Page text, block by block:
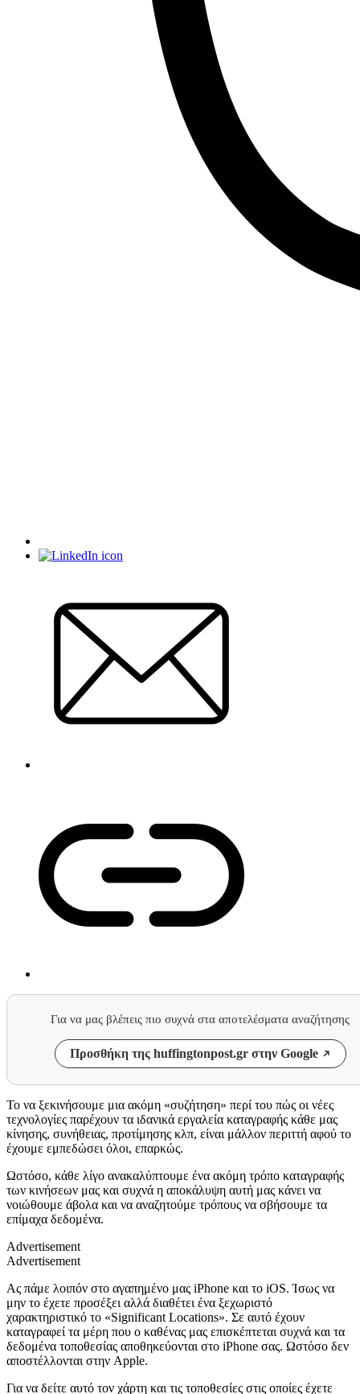
Για να μας βλέπεις πιο συχνά στα αποτελέσματα αναζήτησης
Προσθήκη της huffingtonpost.gr στην Google
Το να ξεκινήσουμε μια ακόμη «συζήτηση» περί του πώς οι νέες
τεχνολογίες παρέχουν τα ιδανικά εργαλεία καταγραφής κάθε μας
κίνησης, συνήθειας, προτίμησης κλπ, είναι μάλλον περιττή αφού το
έχουμε εμπεδώσει όλοι, επαρκώς.
Ωστόσο, κάθε λίγο ανακαλύπτουμε ένα ακόμη τρόπο καταγραφής
των κινήσεων μας και συχνά η αποκάλυψη αυτή μας κάνει να
νοιώθουμε άβολα και να αναζητούμε τρόπους να σβήσουμε τα
επίμαχα δεδομένα.
Advertisement
Advertisement
Ας πάμε λοιπόν στο αγαπημένο μας iPhone και το iOS. Ίσως να
μην το έχετε προσέξει αλλά διαθέτει ένα ξεχωριστό
χαρακτηριστικό το «Significant Locations». Σε αυτό έχουν
καταγραφεί τα μέρη που ο καθένας μας επισκέπτεται συχνά και τα
δεδομένα τοποθεσίας αποθηκεύονται στο iPhone σας. Ωστόσο δεν
αποστέλλονται στην Apple.
Για να δείτε αυτό τον χάρτη και τις τοποθεσίες στις οποίες έχετε